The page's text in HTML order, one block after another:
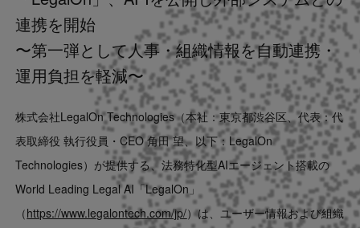
Recruit
LegalOn Now
Contact
US website
連携を開始
〜第一弾として人事・組織情報を自動連携・
運用負担を軽減〜
株式会社LegalOn Technologies（本社：東京都渋谷区、代表：代
表取締役 執行役員・CEO 角田 望、以下：LegalOn
Technologies）が提供する、法務特化型AIエージェント搭載の
World Leading Legal AI「LegalOn」
（https://www.legalontech.com/jp/）は、ユーザー情報および組織